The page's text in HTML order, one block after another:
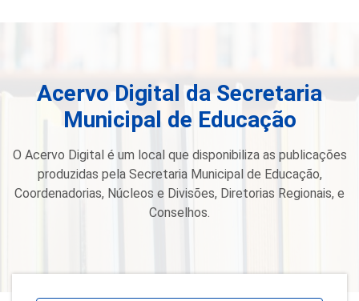
Acervo Digital da Secretaria
Municipal de Educação
O Acervo Digital é um local que disponibiliza as publicações
produzidas pela Secretaria Municipal de Educação,
Coordenadorias, Núcleos e Divisões, Diretorias Regionais, e
Conselhos.